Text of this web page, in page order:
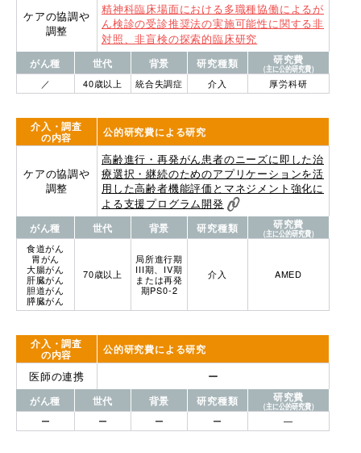
ケアの協調や
調整
精神科臨床場面における多職種協働によるが
ん検診の受診推奨法の実施可能性に関する非
対照、非盲検の探索的臨床研究
がん種 世代 背景 研究種類 研究費
（主に公的研究費）
／ 40歳以上 統合失調症 介入 厚労科研
介入・調査
の内容 公的研究費による研究
ケアの協調や
調整
高齢進行・再発がん患者のニーズに即した治
療選択・継続のためのアプリケーションを活
用した高齢者機能評価とマネジメント強化に
よる支援プログラム開発
がん種 世代 背景 研究種類 研究費
（主に公的研究費）
食道がん
胃がん
大腸がん
肝臓がん
胆道がん
膵臓がん
70歳以上
局所進行期
III期、IV期
または再発
期PS0-2
介入 AMED
介入・調査
の内容 公的研究費による研究
医師の連携 ー
がん種 世代 背景 研究種類 研究費
（主に公的研究費）
ー ー ー ー ―